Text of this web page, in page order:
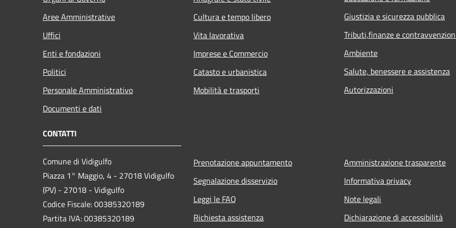
Aree Amministrative
Uffici
Enti e fondazioni
Politici
Personale Amministrativo
Documenti e dati
Cultura e tempo libero
Vita lavorativa
Imprese e Commercio
Catasto e urbanistica
Mobilità e trasporti
Giustizia e sicurezza pubblica
Tributi,finanze e
Ambiente
Salute, benessere e assistenza
Autorizzazioni
CONTATTI
Comune di Vidigulfo
Piazza 1° Maggio, 4 - 27018 Vidigulfo
(PV) - 27018 - Vidigulfo
Codice Fiscale: 00385320189
Partita IVA: 00385320189
Prenotazione appuntamento
Segnalazione disservizio
Leggi le FAQ
Richiesta assistenza
Amministrazione trasparente
Informativa privacy
Note legali
Dichiarazione di accessibilità